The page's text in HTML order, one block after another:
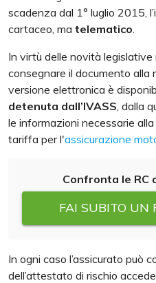
scadenza dal 1° luglio 2015,
cartaceo, ma telematico.
In virtù delle novità
consegnare il documento alla
versione elettronica è
detenuta dall’IVASS, dalla
le informazioni necessarie
tariffa per l'assicurazione
Confronta le RC
FAI SUBITO UN
In ogni caso l’assicurato può
dell’attestato di rischio